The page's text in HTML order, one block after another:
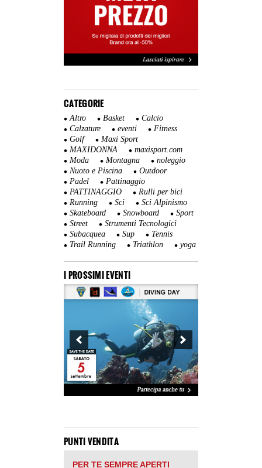
CATEGORIE
Altro Basket
Calcio
Calzature
eventi
Fitness
Golf
Maxi Sport
MAXIDONNA
maxisport.com
Moda
Montagna
noleggio
Nuoto e Piscina
Outdoor
Padel
Pattinaggio
PATTINAGGIO
Rulli per bici
Running
Sci
Sci Alpinismo
Skateboard
Snowboard
Sport
Street
Strumenti Tecnologici
Subacquea
Sup
Tennis
Trail Running
Triathlon yoga
I PROSSIMI EVENTI
PUNTI VENDITA
PER TE SEMPRE APERTI